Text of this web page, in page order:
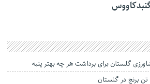
گلستان برای برداشت هر چه بهتر پنبه